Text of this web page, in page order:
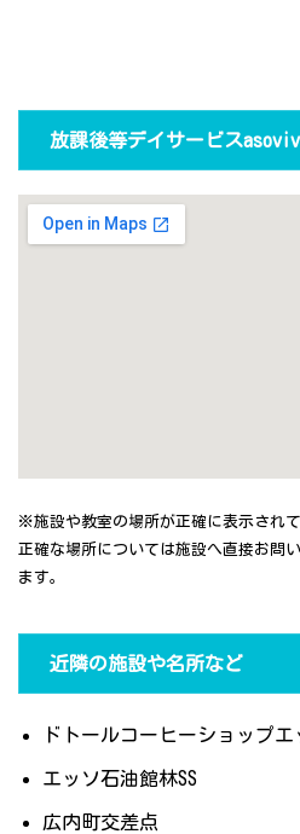
放課後等デイサービス
※施設や教室の場所が正確に表示され
正確な場所については施設へ直接お問
ます。
近隣の施設や名所など
ドトールコーヒーショップ
エッソ石油館林SS
広内町交差点